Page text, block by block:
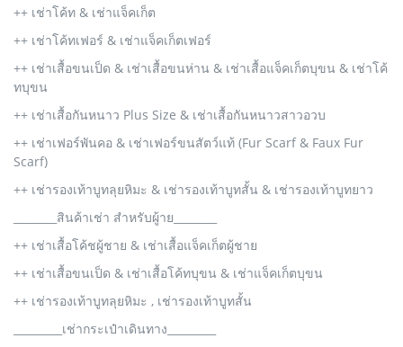
++ เช่าโค้ท & เช่าแจ็คเก็ต
++ เช่าโค้ทเฟอร์ & เช่าแจ็คเก็ตเฟอร์
++ เช่าเสื้อขนเป็ด & เช่าเสื้อขนห่าน & เช่าเสื้อแจ็คเก็ตบุขน & เช่าโค้
ทบุขน
++ เช่าเสื้อกันหนาว Plus Size & เช่าเสื้อกันหนาวสาวอวบ
++ เช่าเฟอร์พันคอ & เช่าเฟอร์ขนสัตว์แท้ (Fur Scarf & Faux Fur
Scarf)
++ เช่ารองเท้าบูทลุยหิมะ & เช่ารองเท้าบูทสั้น & เช่ารองเท้าบูทยาว
________สินค้าเช่า สำหรับผู้าย________
++ เช่าเสื้อโค้ชผู้ชาย & เช่าเสื้อแจ็คเก็ตผู้ชาย
++ เช่าเสื้อขนเป็ด & เช่าเสื้อโค้ทบุขน & เช่าแจ็คเก็ตบุขน
++ เช่ารองเท้าบูทลุยหิมะ , เช่ารองเท้าบูทสั้น
_________เช่ากระเป๋าเดินทาง_________